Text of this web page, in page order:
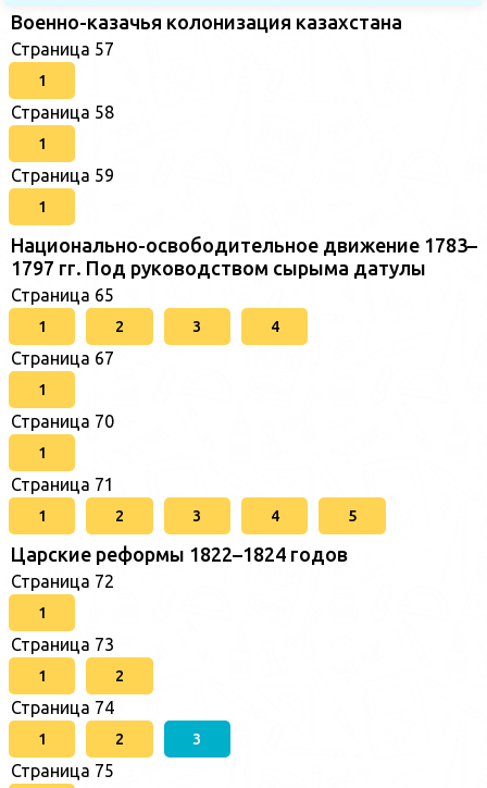
Военно-казачья колонизация казахстана
Страница 57
1
Страница 58
1
Страница 59
1
Национально-освободительное движение 1783–
1797 гг. Под руководством сырыма датулы
Страница 65
1 2 3 4
Страница 67
1
Страница 70
1
Страница 71
1 2 3 4 5
Царские реформы 1822–1824 годов
Страница 72
1
Страница 73
1 2
Страница 74
1 2 3
Страница 75